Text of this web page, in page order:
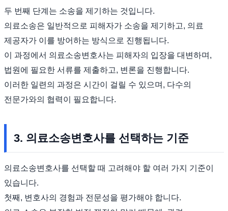
두 번째 단계는 소송을 제기하는 것입니다.
의료소송은 일반적으로 피해자가 소송을 제기하고, 의료
제공자가 이를 방어하는 방식으로 진행됩니다.
이 과정에서 의료소송변호사는 피해자의 입장을 대변하며,
법원에 필요한 서류를 제출하고, 변론을 진행합니다.
이러한 일련의 과정은 시간이 걸릴 수 있으며, 다수의
전문가와의 협력이 필요합니다.
3. 의료소송변호사를 선택하는 기준
의료소송변호사를 선택할 때 고려해야 할 여러 가지 기준이
있습니다.
첫째, 변호사의 경험과 전문성을 평가해야 합니다.